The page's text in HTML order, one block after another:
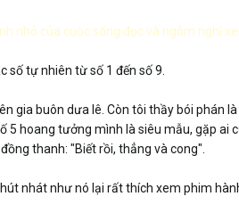
nhỏ của cuộc sống đọc và ngẫm nghĩ
số tự nhiên từ số 1 đến số 9.
gia buôn dưa lê. Còn tôi thầy bói phán
5 hoang tưởng mình là siêu mẫu, gặp
thanh: "Biết rồi, thẳng và cong".
nhát như nó lại rất thích xem phim